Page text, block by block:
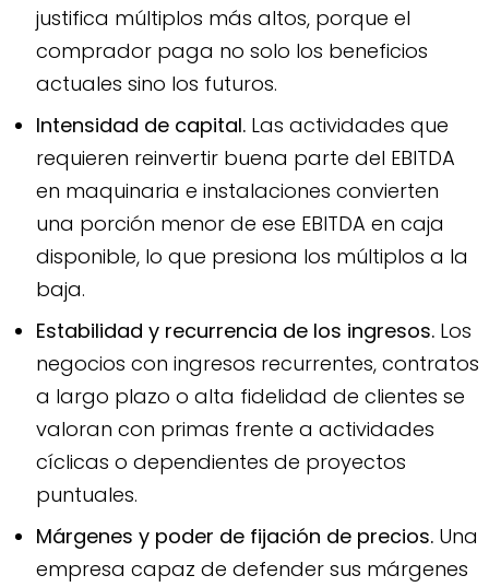
justifica múltiplos más altos, porque el
comprador paga no solo los beneficios
actuales sino los futuros.
Intensidad de capital. Las actividades que
requieren reinvertir buena parte del EBITDA
en maquinaria e instalaciones convierten
una porción menor de ese EBITDA en caja
disponible, lo que presiona los múltiplos a la
baja.
Estabilidad y recurrencia de los ingresos. Los
negocios con ingresos recurrentes, contratos
a largo plazo o alta fidelidad de clientes se
valoran con primas frente a actividades
cíclicas o dependientes de proyectos
puntuales.
Márgenes y poder de fijación de precios. Una
empresa capaz de defender sus márgenes